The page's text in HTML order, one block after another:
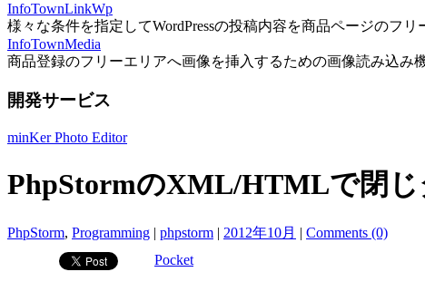
InfoTownLinkWp
様々な条件を指定してWordPressの投稿内容を商品ページのフリ
InfoTownMedia
商品登録のフリーエリアへ画像を挿入するための画像読み込み
開発サービス
minKer Photo Editor
PhpStormのXML/HTMLで閉
PhpStorm, Programming | phpstorm | 2012年10月 | Comments (0)
Pocket